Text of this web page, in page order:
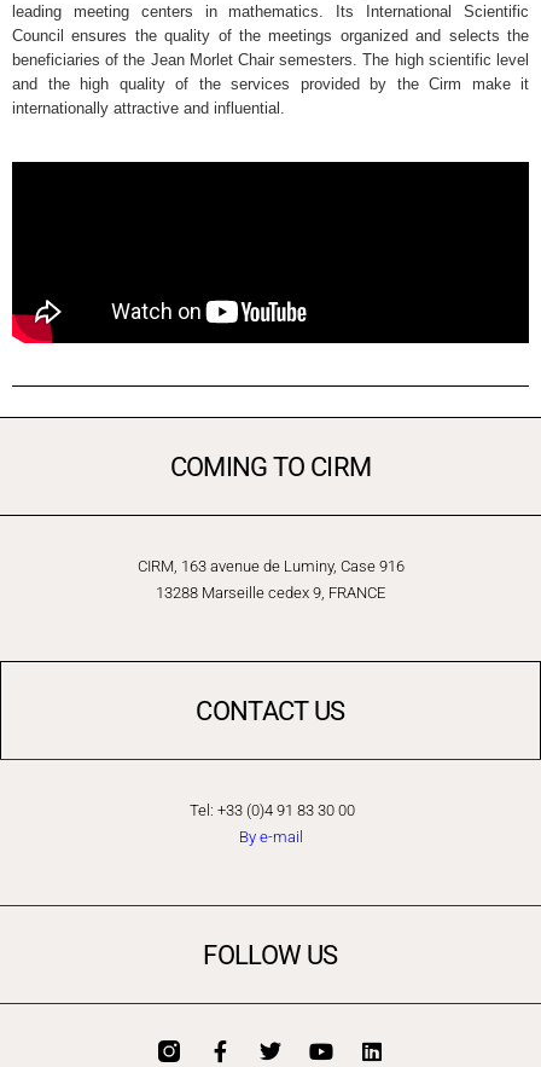
leading meeting centers in mathematics. Its International Scientific
Council ensures the quality of the meetings organized and selects the
beneficiaries of the Jean Morlet Chair semesters. The high scientific level
and the high quality of the services provided by the Cirm make it
internationally attractive and influential.
COMING TO CIRM
CIRM, 163 avenue de Luminy, Case 916
13288 Marseille cedex 9, FRANCE
CONTACT US
Tel: +33 (0)4 91 83 30 00
By e-mail
FOLLOW US